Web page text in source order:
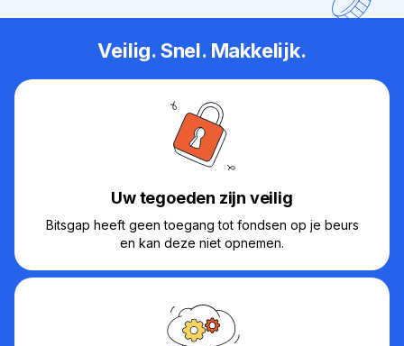
Veilig. Snel. Makkelijk.
Uw tegoeden zijn veilig
Bitsgap heeft geen toegang tot fondsen op je beurs
en kan deze niet opnemen.